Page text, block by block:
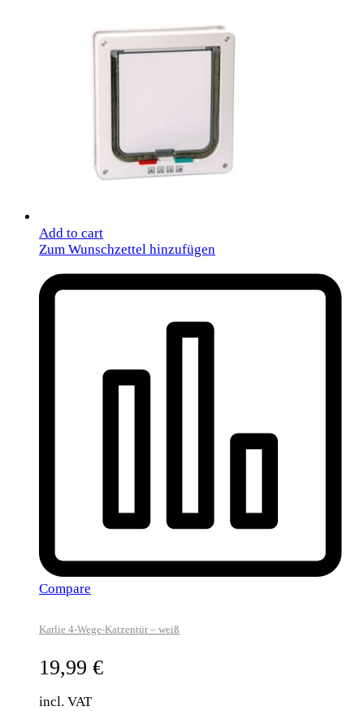
Add to cart
Zum Wunschzettel hinzufügen
Compare
Karlie 4-Wege-Katzentür – weiß
19,99 €
incl. VAT